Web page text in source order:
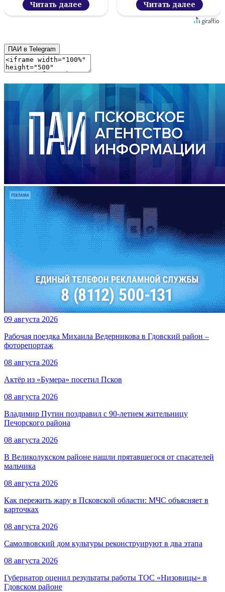
Читать далее Читать далее
ПАИ в Telegram
09 августа 2026
Рабочая поездка Михаила Ведерникова в Гдовский район –
фоторепортаж
08 августа 2026
Актёр из «Бумера» посетил Псков
08 августа 2026
Владимир Путин поздравил с 90-летием жительницу
Печорского района
08 августа 2026
В Великолукском районе нашли прятавшегося от спасателей
мальчика
08 августа 2026
Как пережить жару в Псковской области: МЧС объясняет в
карточках
08 августа 2026
Самолвовский дом культуры реконструируют в два этапа
08 августа 2026
Губернатор оценил результаты работы ТОС «Низовицы» в
Гдовском районе